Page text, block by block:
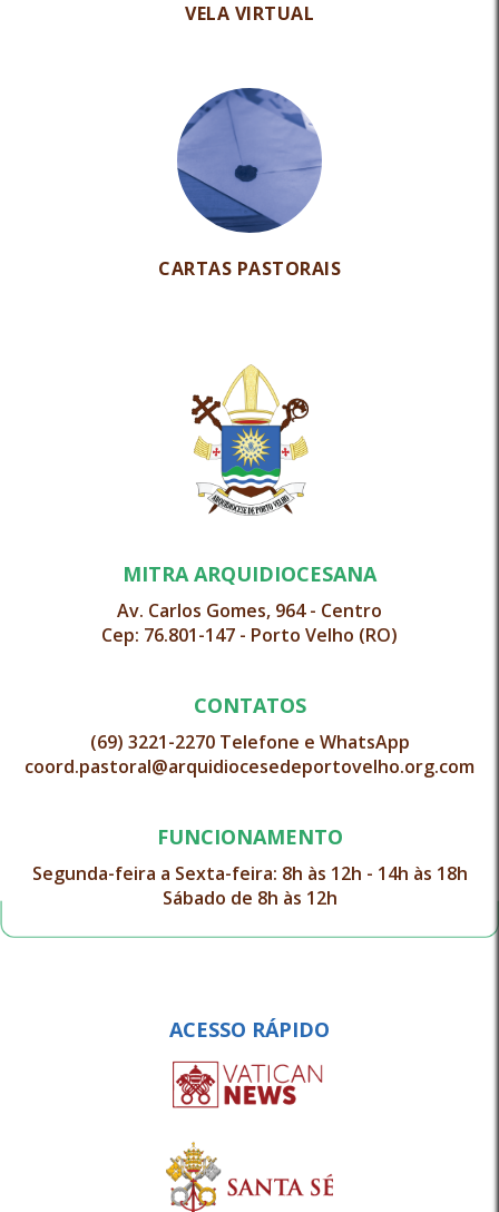
VELA VIRTUAL
CARTAS PASTORAIS
MITRA ARQUIDIOCESANA
Av. Carlos Gomes, 964 - Centro
Cep: 76.801-147 - Porto Velho (RO)
CONTATOS
(69) 3221-2270 Telefone e WhatsApp
coord.pastoral@arquidiocesedeportovelho.org.com
FUNCIONAMENTO
Segunda-feira a Sexta-feira: 8h às 12h - 14h às 18h
Sábado de 8h às 12h
ACESSO RÁPIDO